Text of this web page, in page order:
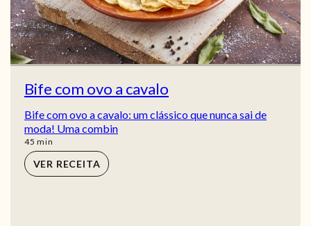
Bife com ovo a cavalo
Bife com ovo a cavalo: um clássico que nunca sai de
moda! Uma combin
45 min
min
VER RECEITA